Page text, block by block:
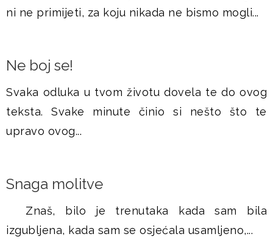
ni ne primijeti, za koju nikada ne bismo mogli...
Ne boj se!
Svaka odluka u tvom životu dovela te do ovog
teksta. Svake minute činio si nešto što te
upravo ovog...
Snaga molitve
Znaš, bilo je trenutaka kada sam bila
izgubljena, kada sam se osjećala usamljeno,...